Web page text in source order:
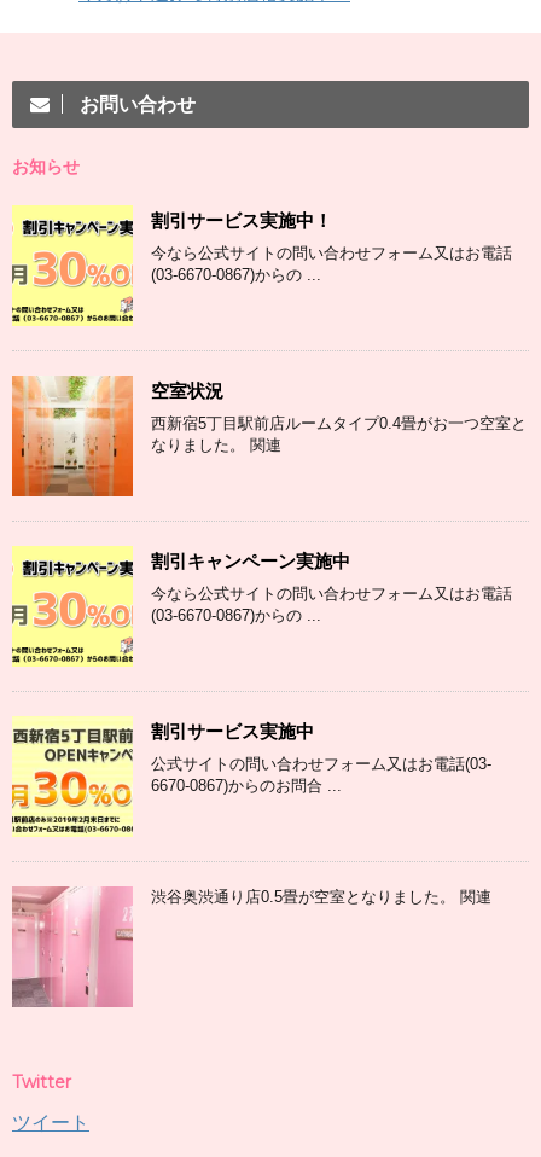
お問い合わせ
お知らせ
割引サービス実施中！
今なら公式サイトの問い合わせフォーム又はお電話
(03-6670-0867)からの ...
空室状況
西新宿5丁目駅前店ルームタイプ0.4畳がお一つ空室と
なりました。 関連
割引キャンペーン実施中
今なら公式サイトの問い合わせフォーム又はお電話
(03-6670-0867)からの ...
割引サービス実施中
公式サイトの問い合わせフォーム又はお電話(03-
6670-0867)からのお問合 ...
渋谷奥渋通り店0.5畳が空室となりました。 関連
Twitter
ツイート